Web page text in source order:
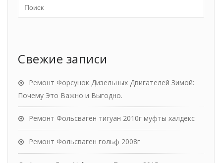
Свежие записи
Ремонт Форсунок Дизельных Двигателей Зимой:
Почему Это Важно и Выгодно.
Ремонт Фольсваген тигуан 2010г муфты халдекс
Ремонт Фольсваген гольф 2008г